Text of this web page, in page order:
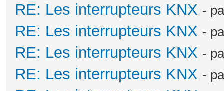
RE: Les interrupteurs KNX -
RE: Les interrupteurs KNX -
RE: Les interrupteurs KNX -
RE: Les interrupteurs KNX -